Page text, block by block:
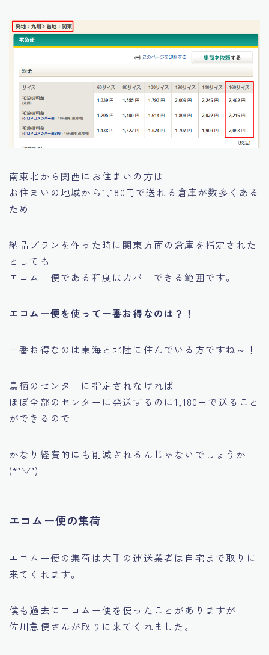
南東北から関西にお住まいの方は
お住まいの地域から1,180円で送れる倉庫が数多くある
ため
納品プランを作った時に関東方面の倉庫を指定された
としても
エコムー便である程度はカバーできる範囲です。
エコムー便を使って一番お得なのは？！
一番お得なのは東海と北陸に住んでいる方ですね～！
鳥栖のセンターに指定されなければ
ほぼ全部のセンターに発送するのに1,180円で送ること
ができるので
かなり経費的にも削減されるんじゃないでしょうか
(*’▽’)
エコムー便の集荷
エコムー便の集荷は大手の運送業者は自宅まで取りに
来てくれます。
僕も過去にエコムー便を使ったことがありますが
佐川急便さんが取りに来てくれました。